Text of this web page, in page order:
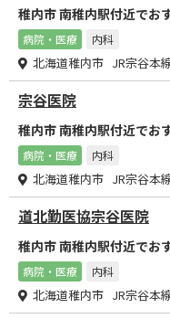
稚内市 南稚内駅付近でお
病院・医療 内科
北海道稚内市 JR宗谷本
宗谷医院
稚内市 南稚内駅付近でお
病院・医療 内科
北海道稚内市 JR宗谷本
道北勤医協宗谷医院
稚内市 南稚内駅付近でお
病院・医療 内科
北海道稚内市 JR宗谷本